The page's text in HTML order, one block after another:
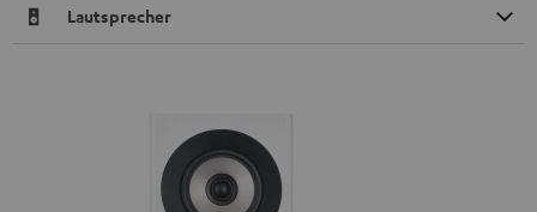
Lautsprecher